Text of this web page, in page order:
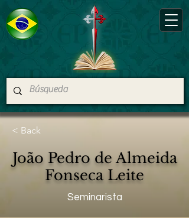
< Back
João Pedro de Almeida
Fonseca Leite
Seminarista